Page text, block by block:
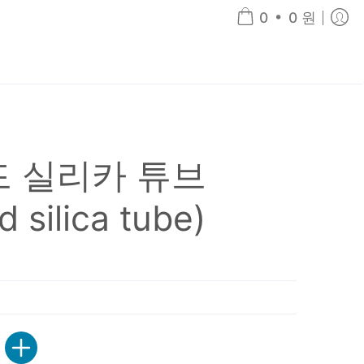
0 • 0 원
실리카 튜브
silica tube)